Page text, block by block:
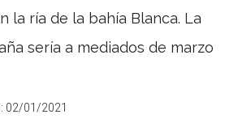
la ría de la bahía Blanca. La
sería a mediados de marzo
02/01/2021